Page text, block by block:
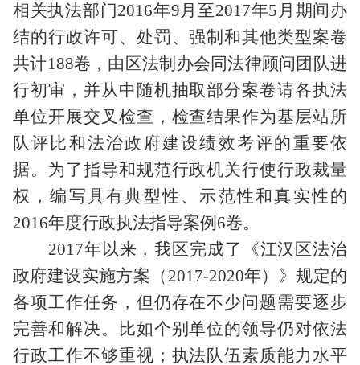
相关执法部门2016年9月至2017年5 月期间办
结的行政许可、处罚、强制和其他类型案卷
共计188卷，由区法制办会同法律顾问团队进
行初审，并从中随机抽取部分案卷请各执法
单位开展交叉检查，检查结果作为基层站所
队评比和法治政府建设绩效考评的重要依
据。为了指导和规范行政机关行使行政裁量
权，编写具有典型性、示范性和真实性的
2016年度行政执法指导案例 6卷。
2017年以来，我区完成了《江汉区法治
政府建设实施方案（ 2017-2020年）》规定的
各项工作任务，但仍存在不少问题需要逐步
完善和解决。比如个别单位的领导仍对依法
行政工作不够重视；执法队伍素质能力水平